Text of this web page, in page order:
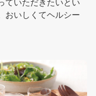
ていただきたいとい
おいしくてヘルシー